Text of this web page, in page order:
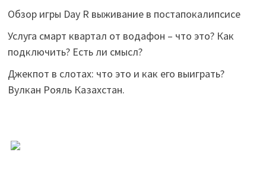
Обзор игры Day R выживание в постапокалипсисе
Услуга смарт квартал от водафон – что это? Как
подключить? Есть ли смысл?
Джекпот в слотах: что это и как его выиграть?
Вулкан Рояль Казахстан.